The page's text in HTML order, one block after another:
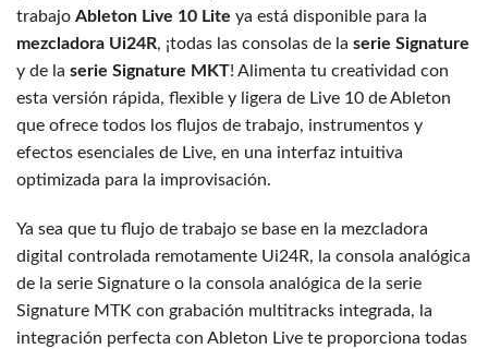
trabajo Ableton Live 10 Lite ya está disponible para la
mezcladora Ui24R, ¡todas las consolas de la serie Signature
y de la serie Signature MKT! Alimenta tu creatividad con
esta versión rápida, flexible y ligera de Live 10 de Ableton
que ofrece todos los flujos de trabajo, instrumentos y
efectos esenciales de Live, en una interfaz intuitiva
optimizada para la improvisación.
Ya sea que tu flujo de trabajo se base en la mezcladora
digital controlada remotamente Ui24R, la consola analógica
de la serie Signature o la consola analógica de la serie
Signature MTK con grabación multitracks integrada, la
integración perfecta con Ableton Live te proporciona todas